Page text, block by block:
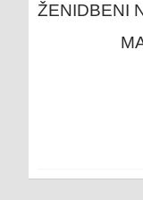
ŽENIDBENI